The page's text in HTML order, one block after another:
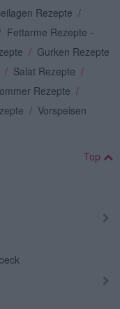
Rezepte /
Fettarme Rezepte -
/ Gurken Rezepte
/ Salat Rezepte /
Rezepte /
/ Vorspeisen
Top